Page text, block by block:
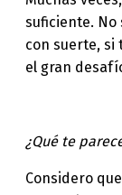
suficiente. No
con suerte, si
el gran
¿Qué te
Considero